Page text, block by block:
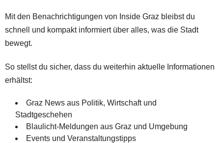
Mit den Benachrichtigungen von Inside Graz bleibst du
schnell und kompakt informiert über alles, was die Stadt
bewegt.
So stellst du sicher, dass du weiterhin aktuelle Informationen
erhältst:
Graz News aus Politik, Wirtschaft und
Stadtgeschehen
Blaulicht-Meldungen aus Graz und Umgebung
Events und Veranstaltungstipps